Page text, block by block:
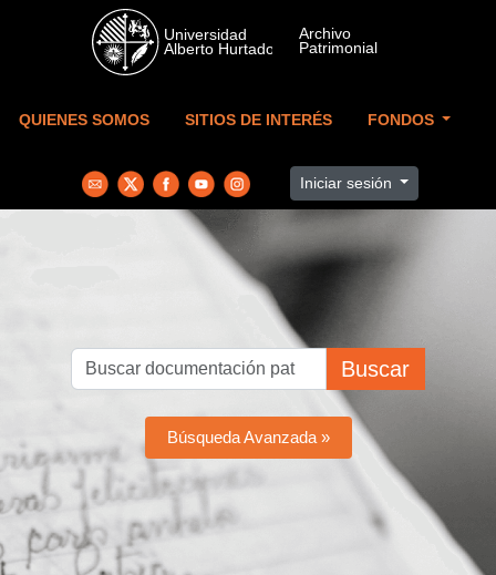
Skip to main content
QUIENES SOMOS SITIOS DE INTERÉS FONDOS
Iniciar sesión
Buscar
Búsqueda Avanzada »